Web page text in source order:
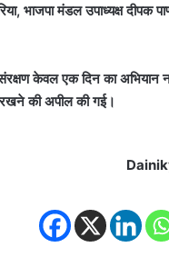
भाजपा मंडल उपाध्यक्ष
केवल एक दिन का अभियान
रखने की अपील की गई।